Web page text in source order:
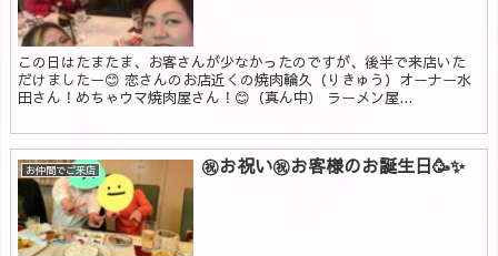
この日はたまたま、お客さんが少なかったのですが、後半で来店いた
だけましたー😊 恋さんのお店近くの焼肉輪久（りきゅう）オーナー水
田さん！めちゃウマ焼肉屋さん！😊（真ん中） ラーメン屋...
お仲間でご来店 ㊗️お祝い㊗お客様のお誕生日🥳✨